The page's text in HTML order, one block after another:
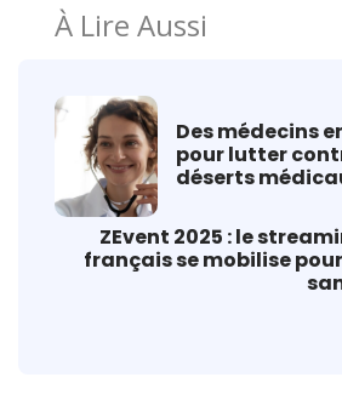
À Lire Aussi
Des médecins
pour lutter
déserts
ZEvent 2025 : le
français se mobilise